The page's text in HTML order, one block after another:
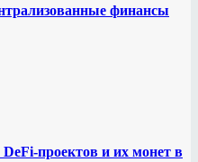
финансы
проектов и их монет в